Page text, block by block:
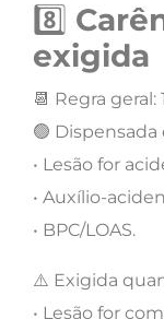
8️⃣
exigida
📆 Regra
🟢
• Lesão for
• Auxílio-
• BPC/LOAS.
⚠️ Exigida
• Lesão for